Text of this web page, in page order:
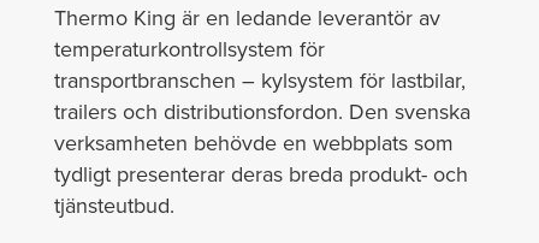
Thermo King är en ledande leverantör av
temperaturkontrollsystem för
transportbranschen – kylsystem för lastbilar,
trailers och distributionsfordon. Den svenska
verksamheten behövde en webbplats som
tydligt presenterar deras breda produkt- och
tjänsteutbud.